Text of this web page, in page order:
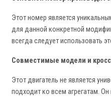
Этот номер является
для данной конкретной
всегда следует использовать
Совместимые модели и
Этот двигатель не является
подходит ко всем агрегатам.